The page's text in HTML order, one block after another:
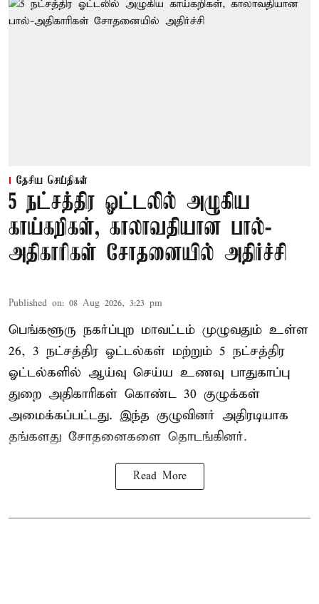
தேசிய செய்திகள்
5 நட்சத்திர ஓட்டலில் அழுகிய
காய்கறிகள், காலாவதியான பால்-
அதிகாரிகள் சோதனையில் அதிர்ச்சி
Published on: 08 Aug 2026, 3:23 pm
பெங்களூரு நகர்ப்புற மாவட்டம் முழுவதும் உள்ள
26, 3 நட்சத்திர ஓட்டல்கள் மற்றும் 5 நட்சத்திர
ஓட்டல்களில் ஆய்வு செய்ய உணவு பாதுகாப்பு
துறை அதிகாரிகள் கொண்ட 30 குழுக்கள்
அமைக்கப்பட்டது. இந்த குழுவினர் அதிரடியாக
தங்களது சோதனைகளை தொடங்கினர்.
Read More